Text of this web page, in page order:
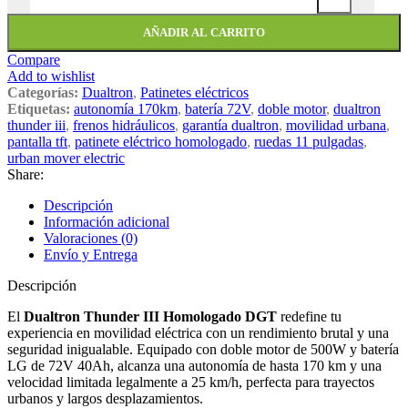
AÑADIR AL CARRITO
Compare
Add to wishlist
Categorías: Dualtron, Patinetes eléctricos
Etiquetas: autonomía 170km, batería 72V, doble motor, dualtron
thunder iii, frenos hidráulicos, garantía dualtron, movilidad urbana,
pantalla tft, patinete eléctrico homologado, ruedas 11 pulgadas,
urban mover electric
Share:
Descripción
Información adicional
Valoraciones (0)
Envío y Entrega
Descripción
El Dualtron Thunder III Homologado DGT redefine tu
experiencia en movilidad eléctrica con un rendimiento brutal y una
seguridad inigualable. Equipado con doble motor de 500W y batería
LG de 72V 40Ah, alcanza una autonomía de hasta 170 km y una
velocidad limitada legalmente a 25 km/h, perfecta para trayectos
urbanos y largos desplazamientos.